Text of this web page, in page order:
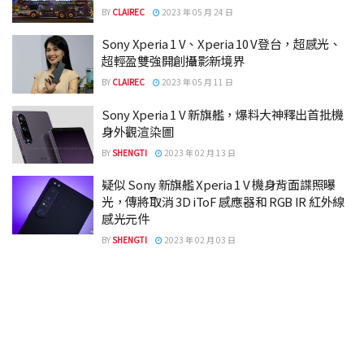
BY CLAIREC 2023 年 05 月 24 日
Sony Xperia 1 V、Xperia 10 V登台，超感光、
超輕盈雙強開創攝影新境界
BY CLAIREC 2023 年 05 月 11 日
Sony Xperia 1 V 新旗艦，爆料大神釋出首批機
身外觀渲染圖
BYSHENGTI 2023 年 02 月 13 日
疑似 Sony 新旗艦 Xperia 1 V 機身背面諜照曝
光，傳將取消 3D iToF 感應器和 RGB IR 紅外線
感光元件
BYSHENGTI 2023 年 02 月 03 日